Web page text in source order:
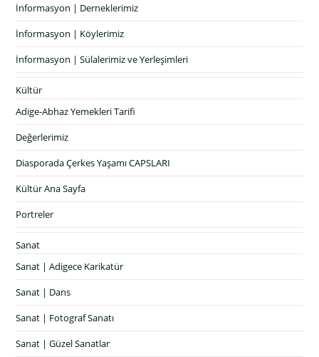
İnformasyon | Derneklerimiz
İnformasyon | Köylerimiz
İnformasyon | Sülalerimiz ve Yerleşimleri
Kültür
Adige-Abhaz Yemekleri Tarifi
Değerlerimiz
Diasporada Çerkes Yaşamı CAPSLARI
Kültür Ana Sayfa
Portreler
Sanat
Sanat | Adigece Karikatür
Sanat | Dans
Sanat | Fotograf Sanatı
Sanat | Güzel Sanatlar